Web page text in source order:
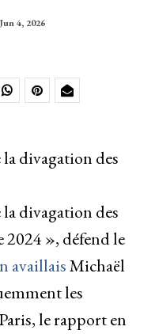
Jun 4, 2026
divagation des
divagation des
2024 », défend le
availlaisMichaël
les
le rapport en